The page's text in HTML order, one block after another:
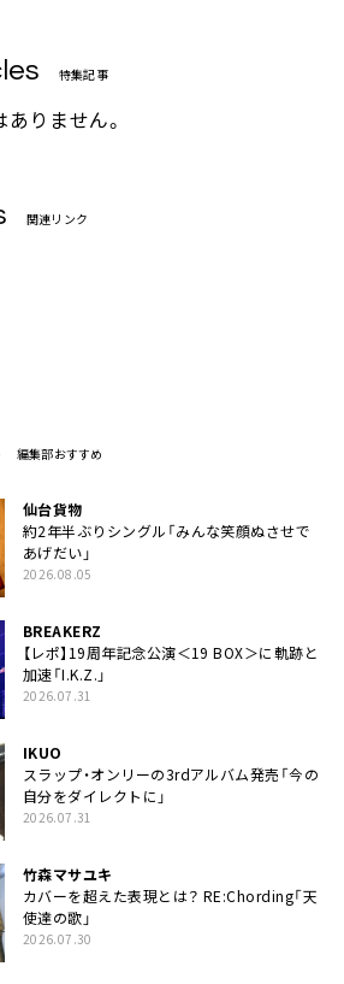
特集記事
りません。
関連リンク
編集部おすすめ
仙台貨物
約2年半ぶりシングル「みんな笑顔ぬさせで
あげだい」
2026.08.05
BREAKERZ
【レポ】19周年記念公演＜19 BOX＞に軌跡と
加速「I.K.Z.」
2026.07.31
IKUO
スラップ・オンリーの3rdアルバム発売「今の
自分をダイレクトに」
2026.07.31
竹森マサユキ
カバーを超えた表現とは？ RE:Chording「天
使達の歌」
2026.07.30